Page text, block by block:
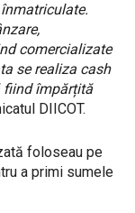
comercializate
se realiza cash
fiind împărțită
DIICOT.
foloseau pe
a primi sumele